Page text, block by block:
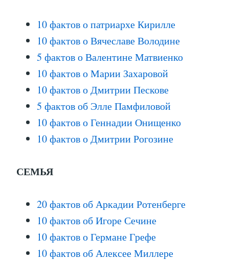
10 фактов о патриархе Кирилле
10 фактов о Вячеславе Володине
5 фактов о Валентине Матвиенко
10 фактов о Марии Захаровой
10 фактов о Дмитрии Пескове
5 фактов об Элле Памфиловой
10 фактов о Геннадии Онищенко
10 фактов о Дмитрии Рогозине
СЕМЬЯ
20 фактов об Аркадии Ротенберге
10 фактов об Игоре Сечине
10 фактов о Германе Грефе
10 фактов об Алексее Миллере